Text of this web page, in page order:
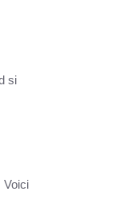
si
Voici